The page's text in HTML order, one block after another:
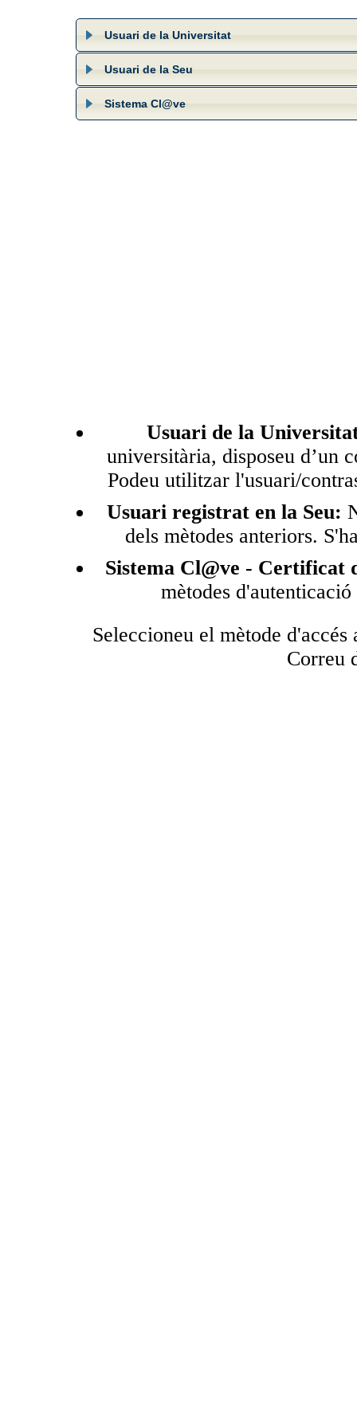
Usuari de la Universitat
Usuari de la Seu
Sistema Cl@ve
Usuari de la
universitària, disposeu d’un
Podeu utilitzar l'usuari/
Usuari registrat en la Seu:
dels mètodes anteriors.
Sistema Cl@ve - Certificat
mètodes
Seleccioneu el mètode
Correu